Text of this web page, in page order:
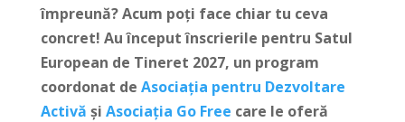
împreună? Acum poți face chiar tu ceva
concret! Au început înscrierile pentru Satul
European de Tineret 2027, un program
coordonat de Asociația pentru Dezvoltare
Activă și Asociația Go Free care le oferă